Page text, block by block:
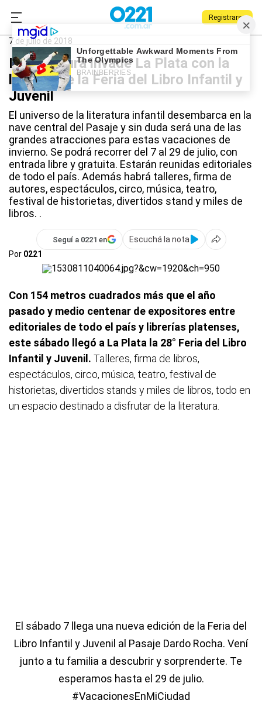
Registrarse
0221.com.ar
7 de julio de 2018
La literatura invade La Plata con la
llegada de la Feria del Libro Infantil y
Juvenil
El universo de la literatura infantil desembarca en la
nave central del Pasaje y sin duda será una de las
grandes atracciones para estas vacaciones de
invierno. Se podrá recorrer del 7 al 29 de julio, con
entrada libre y gratuita. Estarán reunidas editoriales
de todo el país. Además habrá talleres, firma de
autores, espectáculos, circo, música, teatro,
festival de historietas, divertidos stand y miles de
libros. .
Seguí a 0221 en
Escuchá la nota
Por 0221
Con 154 metros cuadrados más que el año
pasado y medio centenar de expositores entre
editoriales de todo el país y librerías platenses,
este sábado llegó a La Plata la 28° Feria del Libro
Infantil y Juvenil. Talleres, firma de libros,
espectáculos, circo, música, teatro, festival de
historietas, divertidos stands y miles de libros, todo en
un espacio destinado a disfrutar de la literatura.
El sábado 7 llega una nueva edición de la Feria del
Libro Infantil y Juvenil al Pasaje Dardo Rocha. Vení
junto a tu familia a descubrir y sorprenderte. Te
esperamos hasta el 29 de julio.
#VacacionesEnMiCiudad